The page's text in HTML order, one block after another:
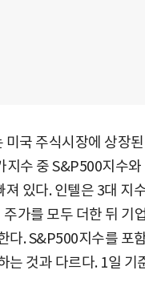
국 주식시장에 상장
지수 중 S&P500지수
있다. 인텔은 3대 지
가를 모두 더한 뒤 기
다. S&P500지수를 포
는 것과 다르다. 1일